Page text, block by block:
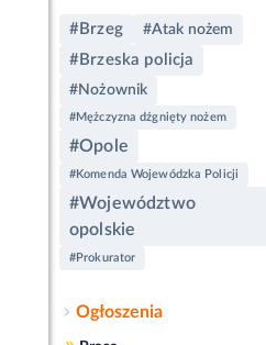
#Brzeg #Atak nożem
#Brzeska policja
#Nożownik
#Mężczyzna dźgnięty nożem
#Opole
#Komenda Wojewódzka Policji
#Województwo
opolskie
#Prokurator
Ogłoszenia